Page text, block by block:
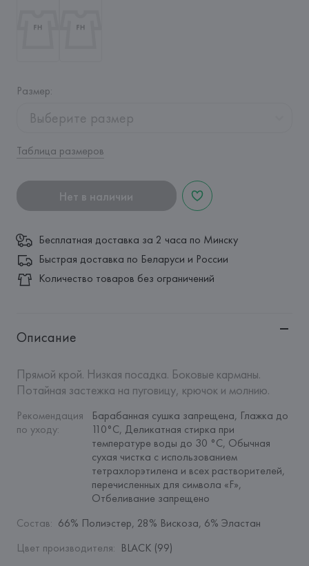
Размер:
Выберите размер
Таблица размеров
Нет в наличии
Бесплатная доставка за 2 часа по Минску
Быстрая доставка по Беларуси и России
Количество товаров без ограничений
Описание
Прямой крой. Низкая посадка. Боковые карманы.
Потайная застежка на пуговицу, крючок и молнию.
Рекомендация
по уходу:
Барабанная сушка запрещена, Глажка до
110°C, Деликатная стирка при
температуре воды до 30 °C, Обычная
сухая чистка с использованием
тетрахлорэтилена и всех растворителей,
перечисленных для символа «F»,
Отбеливание запрещено
Состав: 66% Полиэстер, 28% Вискоза, 6% Эластан
Цвет производителя: BLACK (99)